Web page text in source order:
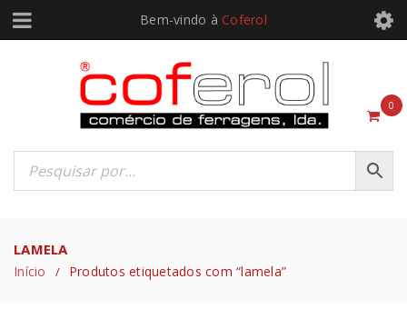
Bem-vindo à Coferol
0
LAMELA
Início / Produtos etiquetados com “lamela”